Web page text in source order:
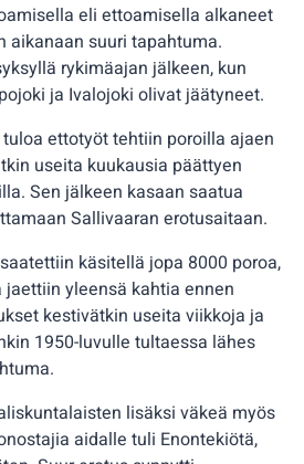
eli ettoamisella alkaneet
aikanaan suuri tapahtuma.
rykimäajan jälkeen, kun
ja Ivalojoki olivat jäätyneet.
ettotyöt tehtiin poroilla ajaen
useita kuukausia päättyen
Sen jälkeen kasaan saatua
Sallivaaran erotusaitaan.
käsitellä jopa 8000 poroa,
yleensä kahtia ennen
kestivätkin useita viikkoja ja
1950-luvulle tultaessa lähes
lisäksi väkeä myös
aidalle tuli Enontekiötä,